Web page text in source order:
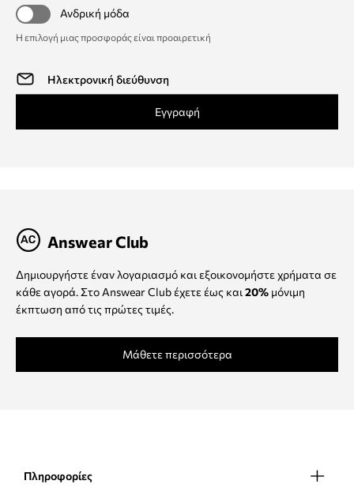
Ανδρική μόδα
Η επιλογή μιας προσφοράς είναι προαιρετική
Εγγραφή
Answear Club
Δημιουργήστε έναν λογαριασμό και εξοικονομήστε χρήματα σε
κάθε αγορά. Στο Answear Club έχετε έως και 20% μόνιμη
έκπτωση από τις πρώτες τιμές.
Μάθετε περισσότερα
Πληροφορίες